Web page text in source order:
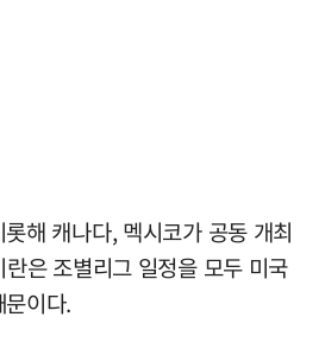
해 캐나다, 멕시코가 공동 개최
은 조별리그 일정을 모두 미국
이다.